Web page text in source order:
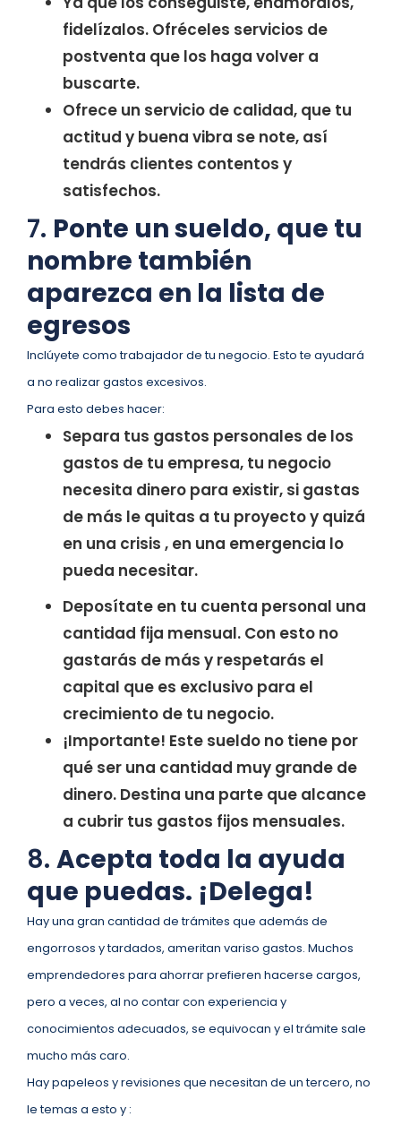
fidelízalos. Ofréceles servicios de
postventa que los haga volver a
buscarte.
Ofrece un servicio de calidad, que tu
actitud y buena vibra se note, así
tendrás clientes contentos y
satisfechos.
7. Ponte un sueldo, que tu
nombre también
aparezca en la lista de
egresos
Inclúyete como trabajador de tu negocio. Esto te ayudará
a no realizar gastos excesivos.
Para esto debes hacer:
Separa tus gastos personales de los
gastos de tu empresa, tu negocio
necesita dinero para existir, si gastas
de más le quitas a tu proyecto y quizá
en una crisis , en una emergencia lo
pueda necesitar.
Deposítate en tu cuenta personal una
cantidad fija mensual. Con esto no
gastarás de más y respetarás el
capital que es exclusivo para el
crecimiento de tu negocio.
¡Importante! Este sueldo no tiene por
qué ser una cantidad muy grande de
dinero. Destina una parte que alcance
a cubrir tus gastos fijos mensuales.
8. Acepta toda la ayuda
que puedas. ¡Delega!
Hay una gran cantidad de trámites que además de
engorrosos y tardados, ameritan variso gastos. Muchos
emprendedores para ahorrar prefieren hacerse cargos,
pero a veces, al no contar con experiencia y
conocimientos adecuados, se equivocan y el trámite sale
mucho más caro.
Hay papeleos y revisiones que necesitan de un tercero, no
le temas a esto y :